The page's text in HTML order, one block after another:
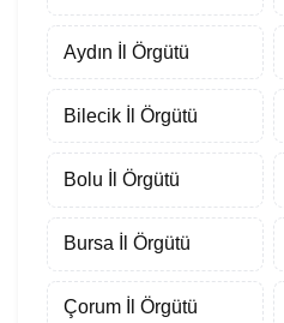
Aydın İl Örgütü
Bilecik İl Örgütü
Bolu İl Örgütü
Bursa İl Örgütü
Çorum İl Örgütü